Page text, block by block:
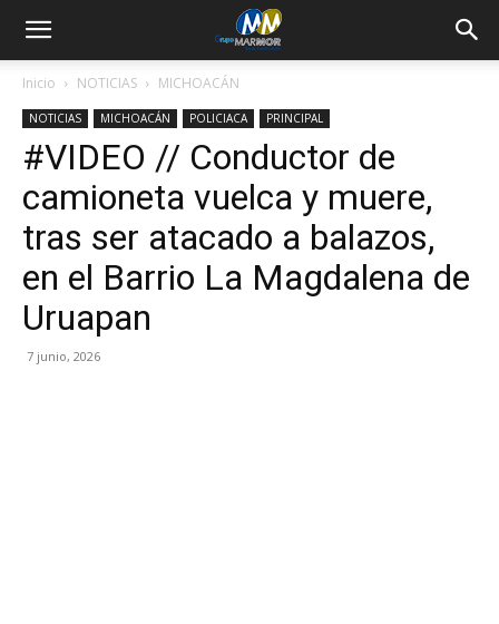
Inicio NOTICIAS MICHOACÁN
NOTICIAS MICHOACÁN POLICIACA PRINCIPAL
#VIDEO // Conductor de
camioneta vuelca y muere,
tras ser atacado a balazos,
en el Barrio La Magdalena de
Uruapan
7 junio, 2026